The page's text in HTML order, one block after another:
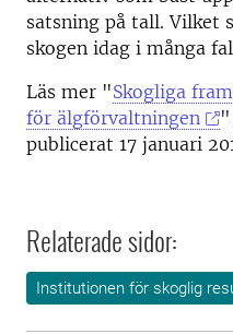
satsning på tall. Vilket
skogen idag i många
Läs mer "Skogliga
för älgförvaltningen
publicerat 17 januari
Relaterade sidor:
Institutionen för skoglig